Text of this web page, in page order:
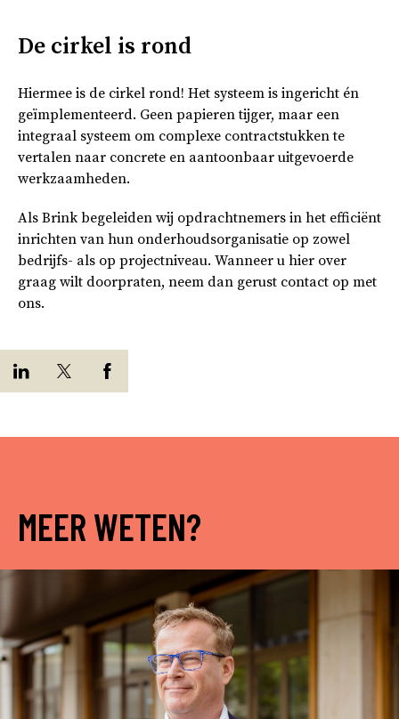
De cirkel is rond
Hiermee is de cirkel rond! Het systeem is ingericht én
geïmplementeerd. Geen papieren tijger, maar een
integraal systeem om complexe contractstukken te
vertalen naar concrete en aantoonbaar uitgevoerde
werkzaamheden.
Als Brink begeleiden wij opdrachtnemers in het efficiënt
inrichten van hun onderhoudsorganisatie op zowel
bedrijfs- als op projectniveau. Wanneer u hier over
graag wilt doorpraten, neem dan gerust contact op met
ons.
MEER WETEN?